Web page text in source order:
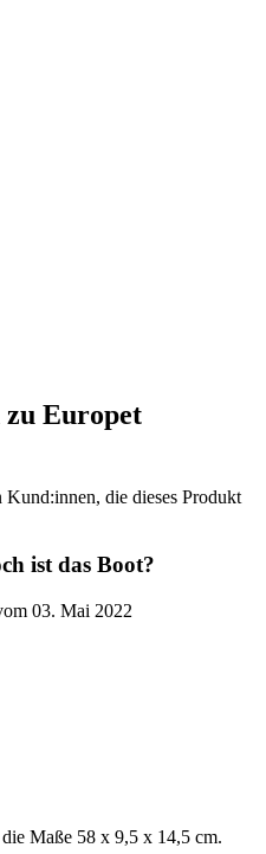
Europet
die dieses Produkt
ist das Boot?
03. Mai 2022
Maße 58 x 9,5 x 14,5 cm.